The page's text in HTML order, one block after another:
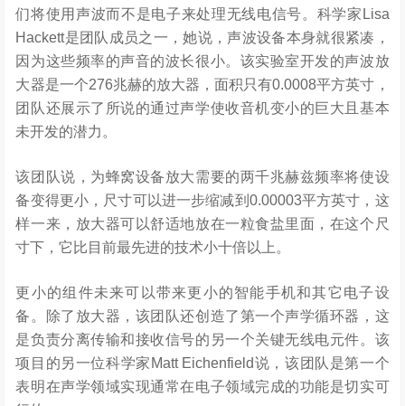
们将使用声波而不是电子来处理无线电信号。科学家Lisa
Hackett是团队成员之一，她说，声波设备本身就很紧凑，
因为这些频率的声音的波长很小。该实验室开发的声波放
大器是一个276兆赫的放大器，面积只有0.0008平方英寸，
团队还展示了所说的通过声学使收音机变小的巨大且基本
未开发的潜力。
该团队说，为蜂窝设备放大需要的两千兆赫兹频率将使设
备变得更小，尺寸可以进一步缩减到0.00003平方英寸，这
样一来，放大器可以舒适地放在一粒食盐里面，在这个尺
寸下，它比目前最先进的技术小十倍以上。
更小的组件未来可以带来更小的智能手机和其它电子设
备。除了放大器，该团队还创造了第一个声学循环器，这
是负责分离传输和接收信号的另一个关键无线电元件。该
项目的另一位科学家Matt Eichenfield说，该团队是第一个
表明在声学领域实现通常在电子领域完成的功能是切实可